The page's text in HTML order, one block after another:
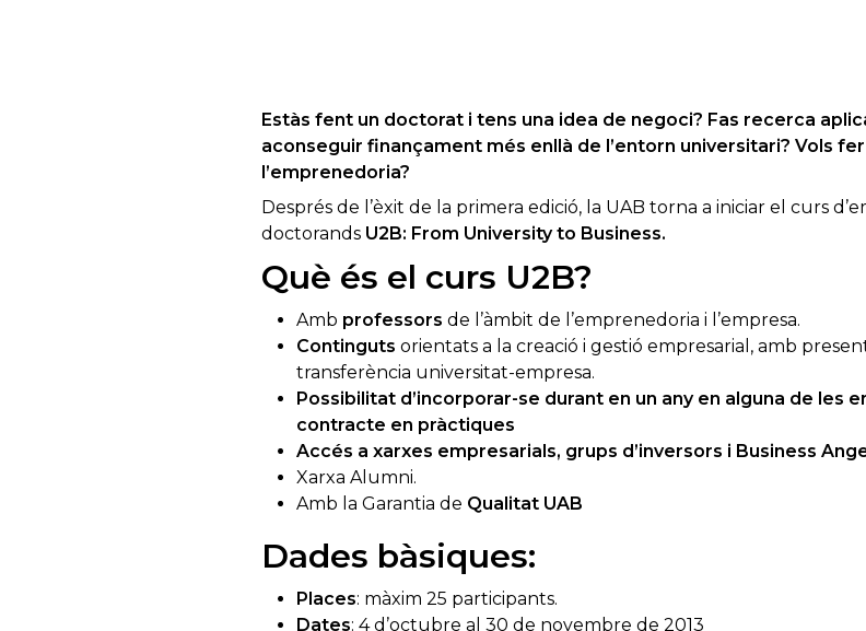
Estàs fent un doctorat i tens una idea de negoci? Fas recerca
aconseguir finançament més enllà de l’entorn universitari? Vols
l’emprenedoria?
Després de l’èxit de la primera edició, la UAB torna a iniciar el curs
doctorands U2B: From University to Business.
Què és el curs U2B?
Amb professors de l’àmbit de l’emprenedoria i l’empresa.
Continguts orientats a la creació i gestió empresarial, amb
transferència universitat-empresa.
Possibilitat d’incorporar-se durant en un any en alguna de les
contracte en pràctiques
Accés a xarxes empresarials, grups d’inversors i Business
Xarxa Alumni.
Amb la Garantia de Qualitat UAB
Dades bàsiques:
Places: màxim 25 participants.
Dates: 4 d’octubre al 30 de novembre de 2013